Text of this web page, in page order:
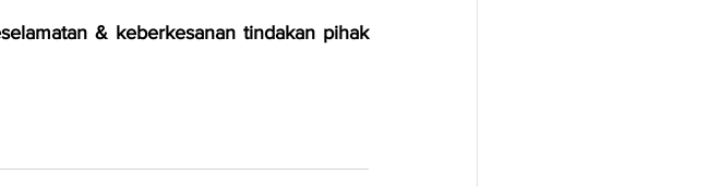
& keberkesanan tindakan pihak